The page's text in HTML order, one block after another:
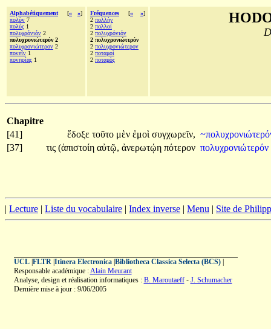
Alphabétiquement [« »]
πολὺν 7
πολὺς 1
πολυχρόνιόν 2
πολυχρονιώτερόν 2
πολυχρονιώτερον 2
πονεῖν 1
πονηρίας 1
Fréquences [« »]
2 πολλὴν
2 πολλοί
2 πολυχρόνιόν
2 πολυχρονιώτερόν
2 πολυχρονιώτερον
2 ποταμοὶ
2 ποταμὸς
Chapitre
[41]
ἔδοξε τοῦτο μὲν ἐμοὶ συγχωρεῖν,
[37]
τις (ἀπιστοίη αὐτῷ, ἀνερωτῴη πότερον πολυχρονιώτερόν
| Lecture | Liste du vocabulaire | Index inverse | Menu | Site de
UCL| FLTR| Itinera Electronica| Bibliotheca Classica Selecta (BCS)|
Responsable académique :Alain Meurant
Analyse, design et réalisation informatiques : B. Maroutaeff- J. Schumacher
Dernière mise à jour : 9/06/2005